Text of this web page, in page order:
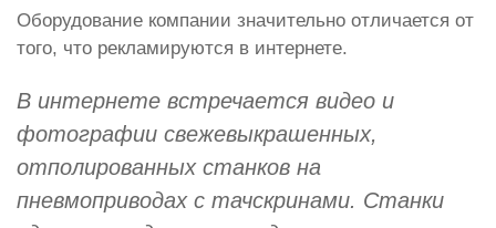
Оборудование компании значительно отличается от
того, что рекламируются в интернете.
В интернете встречается видео и
фотографии свежевыкрашенных,
отполированных станков на
пневмоприводах с тачскринами. Станки